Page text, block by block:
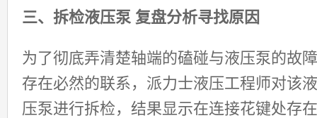
三、拆检液压泵 复盘分析寻找原因
为了彻底弄清楚轴端的磕碰与液压泵的故障
存在必然的联系，派力士液压工程师对该液
压泵进行拆检，结果显示在连接花键处存在